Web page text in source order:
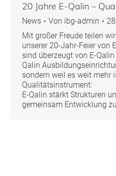
20 Jahre E-Qalin –
News Von ibg-admin
Mit großer Freude teilen
unserer 20-Jahr-Feier von
sind überzeugt von E-
Qalin
sondern weil es weit mehr
Qualitätsinstrument:
E-Qalin stärkt Strukturen
gemeinsam Entwicklung